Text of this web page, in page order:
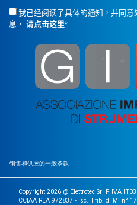
我已经阅读了具体的通知，并同
息， 请点击这里*
销售和供应的一般条款
Copyright 2026 @ Elettrotec Srl P. IVA
CCIAA REA 972837 - Isc. Trib. di MI n°